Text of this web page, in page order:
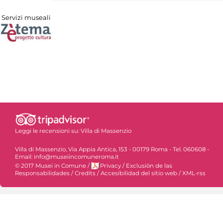
Servizi museali
Leggi le recensioni su: Villa di Massenzio
Villa di Massenzio, Via Appia Antica, 153 - 00179 Roma - Tel. 060608 -
Email: info@museiincomuneroma.it
© 2017 Musei in Comune / Privacy / Exclusiòn de las
Responsabilidades /Credits /Accesibilidad del sitio web /XML-rss